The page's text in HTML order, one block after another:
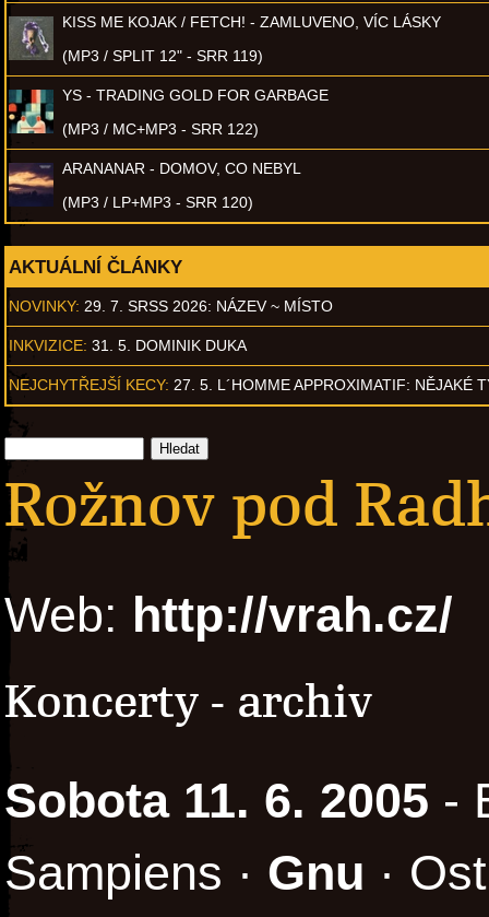
KISS ME KOJAK / FETCH! - ZAMLUVENO, VÍC LÁSKY
(MP3 / SPLIT 12" - SRR 119)
YS - TRADING GOLD FOR GARBAGE
(MP3 / MC+MP3 - SRR 122)
ARANANAR - DOMOV, CO NEBYL
(MP3 / LP+MP3 - SRR 120)
AKTUÁLNÍ ČLÁNKY
NOVINKY: 29. 7. SRSS 2026: NÁZEV ~ MÍSTO
INKVIZICE: 31. 5. DOMINIK DUKA
NEJCHYTŘEJŠÍ KECY: 27. 5. L´HOMME APPROXIMATIF: NĚJAKÉ
Rožnov pod
Web: http://vrah.cz/
Koncerty - archiv
Sobota 11. 6. 2005 -
Sampiens · Gnu ·